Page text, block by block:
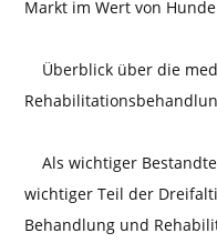
Markt im Wert von
Überblick über die
Als wichtiger
wichtiger Teil der
Behandlung und